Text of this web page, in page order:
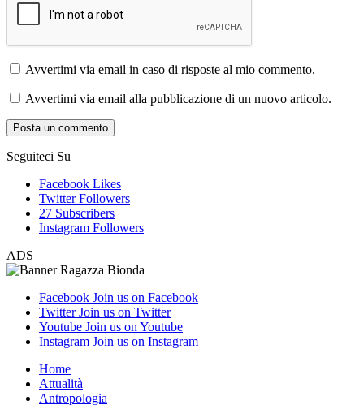
Avvertimi via email in caso di risposte al mio commento.
Avvertimi via email alla pubblicazione di un nuovo articolo.
Seguiteci Su
Facebook Likes
Twitter Followers
27 Subscribers
Instagram Followers
ADS
Facebook Join us on Facebook
Twitter Join us on Twitter
Youtube Join us on Youtube
Instagram Join us on Instagram
Home
Attualità
Antropologia